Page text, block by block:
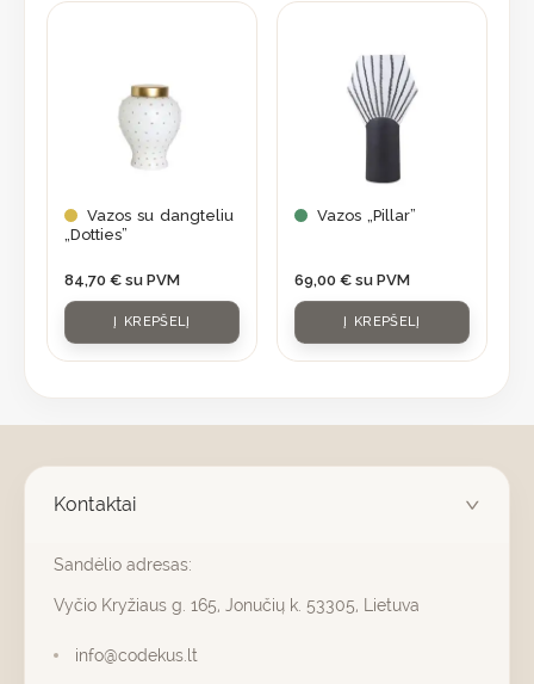
Vazos su dangteliu
„Dotties”
84,70 € su PVM
Į KREPŠELĮ
Vazos „Pillar”
69,00 € su PVM
Į KREPŠELĮ
Kontaktai
Sandėlio adresas:
Vyčio Kryžiaus g. 165, Jonučių k. 53305, Lietuva
info@codekus.lt